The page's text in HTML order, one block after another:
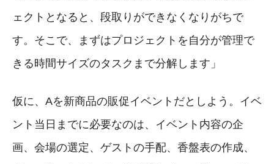
ェクトとなると、段取りができなくなりがちで
す。そこで、まずはプロジェクトを自分が管理で
きる時間サイズのタスクまで分解します」
仮に、Aを新商品の販促イベントだとしよう。イベ
ント当日までに必要なのは、イベント内容の企
画、会場の選定、ゲストの手配、香盤表の作成、